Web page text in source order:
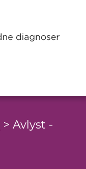
> Avlyst -